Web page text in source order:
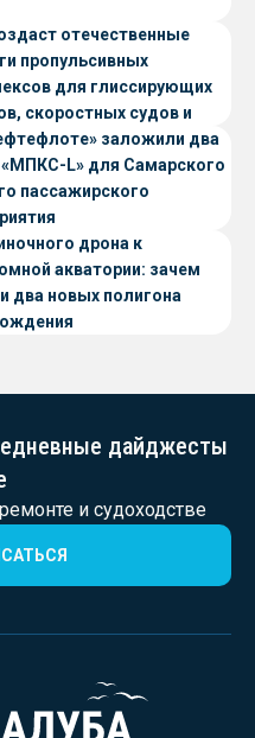
отечественные
пропульсивных
для глиссирующих
скоростных судов и
с малой осадкойзаложили два
«МПКС-L» для Самарского
пассажирского
дрона к
акватории: зачем
два новых полигона
дайджесты
и судоходстве